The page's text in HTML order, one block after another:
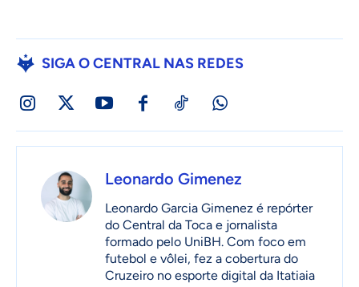
SIGA O CENTRAL NAS REDES
Leonardo Gimenez
Leonardo Garcia Gimenez é repórter
do Central da Toca e jornalista
formado pelo UniBH. Com foco em
futebol e vôlei, fez a cobertura do
Cruzeiro no esporte digital da Itatiaia